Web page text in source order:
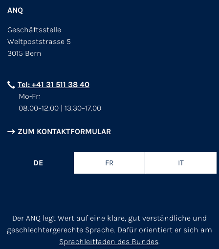
ANQ
Geschäftsstelle
Weltpoststrasse 5
3015 Bern
Tel: +41 31 511 38 40
Mo-Fr:
08.00–12.00 | 13.30–17.00
ZUM KONTAKTFORMULAR
DE FR IT
Der ANQ legt Wert auf eine klare, gut verständliche und
geschlechtergerechte Sprache. Dafür orientiert er sich am
Sprachleitfaden des Bundes.